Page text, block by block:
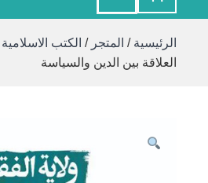
الرئيسية / المتجر / الكتب الاسلامية
العلاقة بين الدين والسياسة